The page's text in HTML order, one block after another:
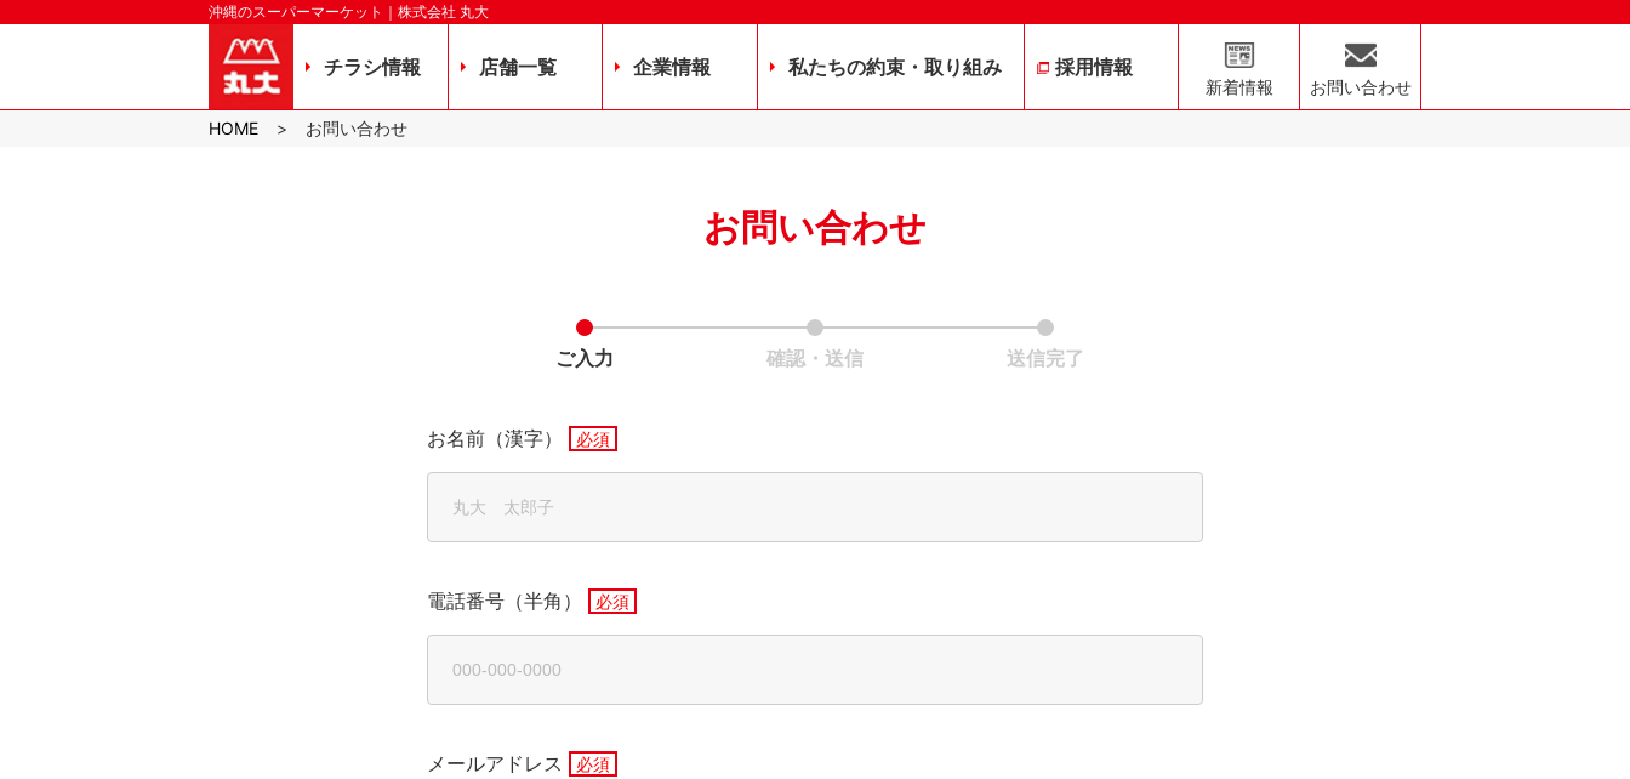
沖縄のスーパーマーケット｜株式会社 丸大
チラシ情報 店舗一覧 企業情報 私たちの約束・取り組み 採用情報
新着情報
お問い合わせ
HOME
お問い合わせ
お問い合わせ
ご入力 確認・送信 送信完了
お名前（漢字）
電話番号（半角）
メールアドレス